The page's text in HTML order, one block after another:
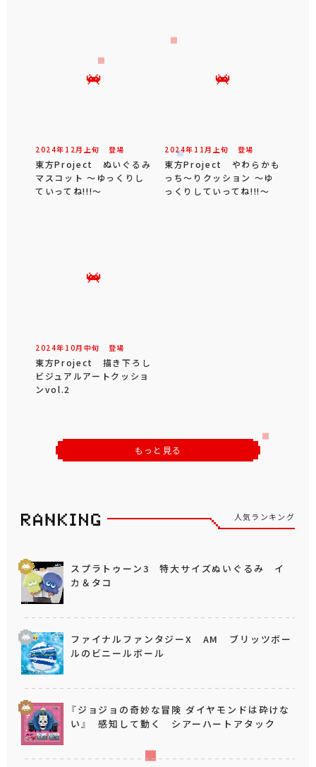
2024年 12 月 上旬 登場
東方Project ぬいぐるみ
マスコット ～ゆっくりし
ていってね!!!～
2024年 11 月 上旬 登場
東方Project やわらかも
っち～りクッション ～ゆ
っくりしていってね!!!～
2024年 10月 中旬 登場
東方Project 描き下ろし
ビジュアルアートクッショ
ンvol.2
もっと見る
人気ランキング
スプラトゥーン3 特大サイズぬいぐるみ イ
カ＆タコ
ファイナルファンタジーX AM ブリッツボー
ルのビニールボール
『ジョジョの奇妙な冒険 ダイヤモンドは砕けな
い』 感知して動く シアーハートアタック